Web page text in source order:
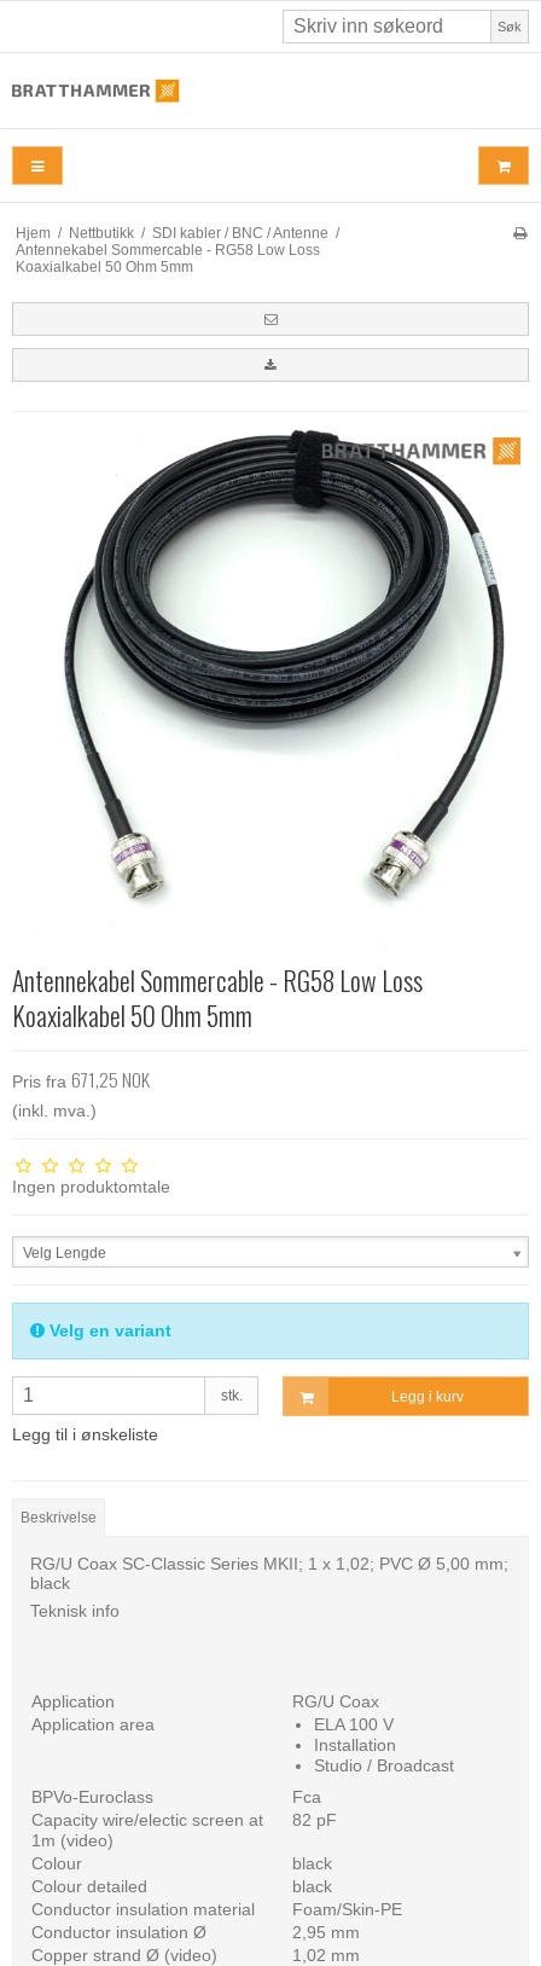
Søk
Hjem / Nettbutikk / SDI kabler / BNC / Antenne /
Antennekabel Sommercable - RG58 Low Loss
Koaxialkabel 50 Ohm 5mm
Antennekabel Sommercable - RG58 Low Loss
Koaxialkabel 50 Ohm 5mm
Pris fra 671,25 NOK
(inkl. mva.)
Ingen produktomtale
Velg Lengde
Velg en variant
stk. Legg i kurv
Legg til i ønskeliste
Beskrivelse
RG/U Coax SC-Classic Series MKII; 1 x 1,02; PVC Ø 5,00 mm;
black
Teknisk info
Application
RG/U Coax
Application area
ELA 100 V
Installation
Studio / Broadcast
BPVo-Euroclass
Fca
Capacity wire/electic screen at
1m (video)
82 pF
Colour
black
Colour detailed
black
Conductor insulation material
Foam/Skin-PE
Conductor insulation Ø
2,95 mm
Copper strand Ø (video)
1,02 mm